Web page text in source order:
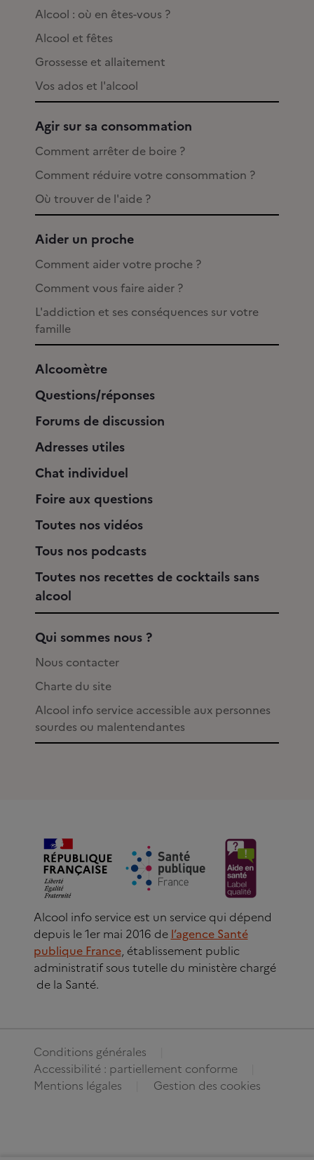
Alcool : où en êtes-vous ?
Alcool et fêtes
Grossesse et allaitement
Vos ados et l'alcool
Agir sur sa consommation
Comment arrêter de boire ?
Comment réduire votre consommation ?
Où trouver de l'aide ?
Aider un proche
Comment aider votre proche ?
Comment vous faire aider ?
L'addiction et ses conséquences sur votre
famille
Alcoomètre
Questions/réponses
Forums de discussion
Adresses utiles
Chat individuel
Foire aux questions
Toutes nos vidéos
Tous nos podcasts
Toutes nos recettes de cocktails sans
alcool
Qui sommes nous ?
Nous contacter
Charte du site
Alcool info service accessible aux personnes
sourdes ou malentendantes
Alcool info service est un service qui dépend
depuis le 1er mai 2016 de l’agence Santé
publique France, établissement public
administratif sous tutelle du ministère chargé
de la Santé.
Conditions générales
Accessibilité : partiellement conforme
Mentions légales
Gestion des cookies